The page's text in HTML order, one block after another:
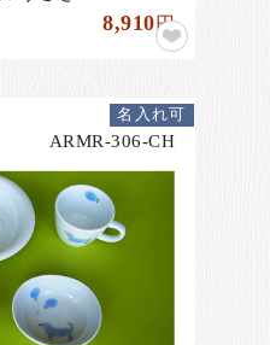
8,910円
ARMR-306-CH
名入れ可